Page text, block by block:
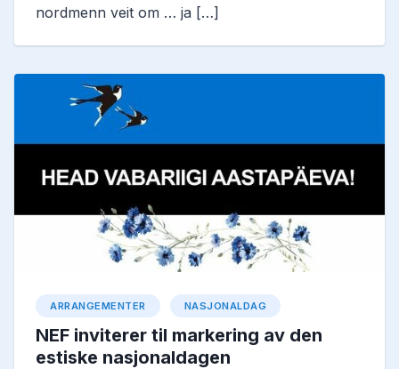
nordmenn veit om … ja […]
ARRANGEMENTER NASJONALDAG
NEF inviterer til markering av den
estiske nasjonaldagen